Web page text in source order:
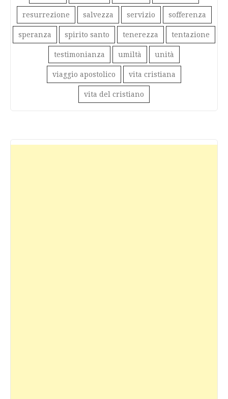
resurrezione salvezza servizio sofferenza
speranza spirito santo tenerezza tentazione
testimonianza umiltà unità
viaggio apostolico vita cristiana
vita del cristiano